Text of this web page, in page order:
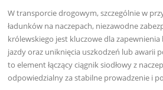
W transporcie drogowym, szczególnie w
ładunków na naczepach, niezawodne
królewskiego jest kluczowe dla
jazdy oraz uniknięcia uszkodzeń lub awarii
to element łączący ciągnik siodłowy z
odpowiedzialny za stabilne prowadzenie i